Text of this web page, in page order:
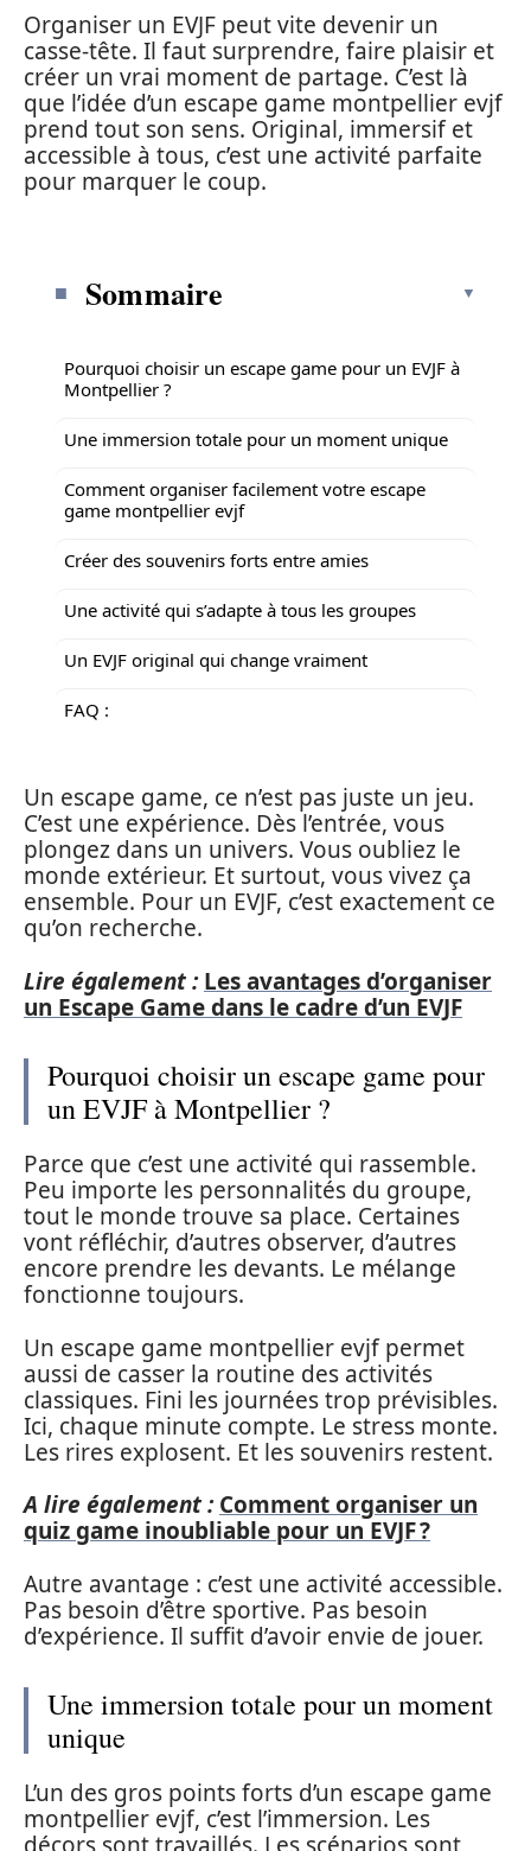
Organiser un EVJF peut vite devenir un
casse-tête. Il faut surprendre, faire plaisir et
créer un vrai moment de partage. C’est là
que l’idée d’un escape game montpellier evjf
prend tout son sens. Original, immersif et
accessible à tous, c’est une activité parfaite
pour marquer le coup.
Sommaire
Pourquoi choisir un escape game pour un EVJF à
Montpellier ?
Une immersion totale pour un moment unique
Comment organiser facilement votre escape
game montpellier evjf
Créer des souvenirs forts entre amies
Une activité qui s’adapte à tous les groupes
Un EVJF original qui change vraiment
FAQ :
Un escape game, ce n’est pas juste un jeu.
C’est une expérience. Dès l’entrée, vous
plongez dans un univers. Vous oubliez le
monde extérieur. Et surtout, vous vivez ça
ensemble. Pour un EVJF, c’est exactement ce
qu’on recherche.
Lire également : Les avantages d’organiser
un Escape Game dans le cadre d’un EVJF
Pourquoi choisir un escape game pour
un EVJF à Montpellier ?
Parce que c’est une activité qui rassemble.
Peu importe les personnalités du groupe,
tout le monde trouve sa place. Certaines
vont réfléchir, d’autres observer, d’autres
encore prendre les devants. Le mélange
fonctionne toujours.
Un escape game montpellier evjf permet
aussi de casser la routine des activités
classiques. Fini les journées trop prévisibles.
Ici, chaque minute compte. Le stress monte.
Les rires explosent. Et les souvenirs restent.
A lire également : Comment organiser un
quiz game inoubliable pour un EVJF ?
Autre avantage : c’est une activité accessible.
Pas besoin d’être sportive. Pas besoin
d’expérience. Il suffit d’avoir envie de jouer.
Une immersion totale pour un moment
unique
L’un des gros points forts d’un escape game
montpellier evjf, c’est l’immersion. Les